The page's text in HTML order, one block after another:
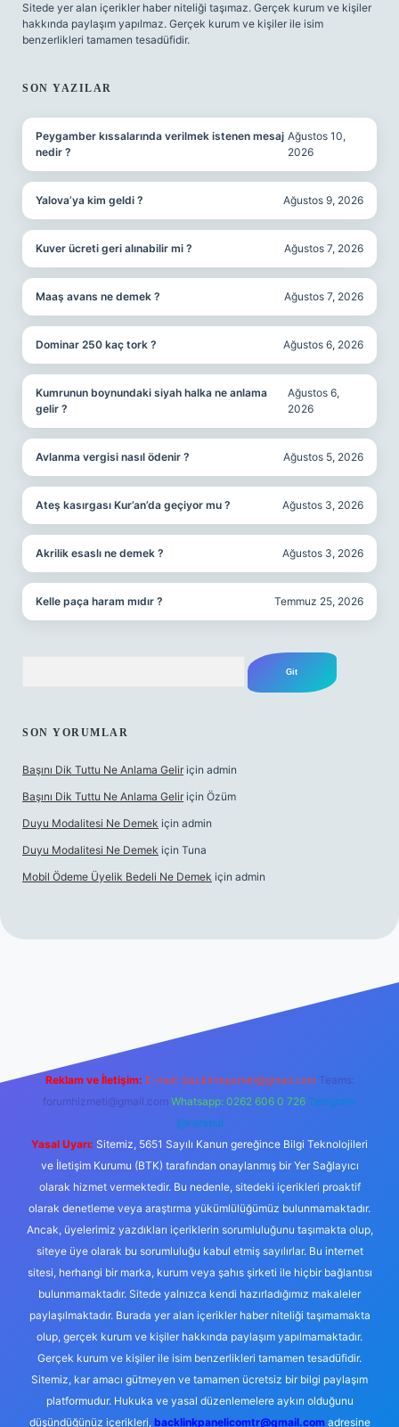
Sitede yer alan içerikler haber niteliği taşımaz. Gerçek kurum ve kişiler
hakkında paylaşım yapılmaz. Gerçek kurum ve kişiler ile isim
benzerlikleri tamamen tesadüfidir.
SON YAZILAR
Peygamber kıssalarında verilmek istenen mesaj
nedir ?
Ağustos 10,
2026
Yalova’ya kim geldi ? Ağustos 9, 2026
Kuver ücreti geri alınabilir mi ? Ağustos 7, 2026
Maaş avans ne demek ? Ağustos 7, 2026
Dominar 250 kaç tork ? Ağustos 6, 2026
Kumrunun boynundaki siyah halka ne anlama
gelir ?
Ağustos 6,
2026
Avlanma vergisi nasıl ödenir ? Ağustos 5, 2026
Ateş kasırgası Kur’an’da geçiyor mu ? Ağustos 3, 2026
Akrilik esaslı ne demek ? Ağustos 3, 2026
Kelle paça haram mıdır ? Temmuz 25, 2026
SON YORUMLAR
Başını Dik Tuttu Ne Anlama Gelir için admin
Başını Dik Tuttu Ne Anlama Gelir için Özüm
Duyu Modalitesi Ne Demek için admin
Duyu Modalitesi Ne Demek için Tuna
Mobil Ödeme Üyelik Bedeli Ne Demek için admin
Reklam ve İletişim: E-mail: backlinkpaneli@gmail.com Teams:
forumhizmeti@gmail.com Whatsapp: 0262 606 0 726 Telegram:
@karabul
Yasal Uyarı: Sitemiz, 5651 Sayılı Kanun gereğince Bilgi Teknolojileri
ve İletişim Kurumu (BTK) tarafından onaylanmış bir Yer Sağlayıcı
olarak hizmet vermektedir. Bu nedenle, sitedeki içerikleri proaktif
olarak denetleme veya araştırma yükümlülüğümüz bulunmamaktadır.
Ancak, üyelerimiz yazdıkları içeriklerin sorumluluğunu taşımakta olup,
siteye üye olarak bu sorumluluğu kabul etmiş sayılırlar. Bu internet
sitesi, herhangi bir marka, kurum veya şahıs şirketi ile hiçbir bağlantısı
bulunmamaktadır. Sitede yalnızca kendi hazırladığımız makaleler
paylaşılmaktadır. Burada yer alan içerikler haber niteliği taşımamakta
olup, gerçek kurum ve kişiler hakkında paylaşım yapılmamaktadır.
Gerçek kurum ve kişiler ile isim benzerlikleri tamamen tesadüfidir.
Sitemiz, kar amacı gütmeyen ve tamamen ücretsiz bir bilgi paylaşım
platformudur. Hukuka ve yasal düzenlemelere aykırı olduğunu
düşündüğünüz içerikleri, backlinkpanelicomtr@gmail.comadresine